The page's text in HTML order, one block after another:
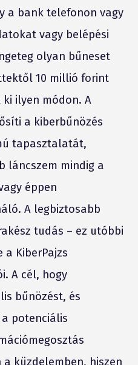
a bank telefonon vagy
vagy belépési
olyan bűneset
10 millió forint
ilyen módon. A
a kiberbűnözés
tapasztalatát,
láncszem mindig a
éppen
A legbiztosabb
tudás – ez utóbbi
a KiberPajzs
A cél, hogy
bűnözést, és
potenciális
küzdelemben, hiszen